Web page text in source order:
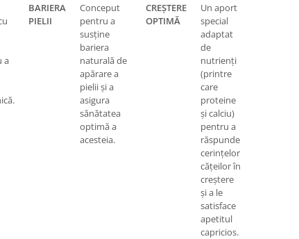
a
BARIERA
PIELII
Conceput
pentru a
susţine
bariera
naturală de
apărare a
pielii şi a
asigura
sănătatea
optimă a
acesteia.
CREȘTERE
OPTIMĂ
Un aport
special
adaptat
de
nutrienți
(printre
care
proteine
și calciu)
pentru a
răspunde
cerințelor
cățeilor în
creștere
și a le
satisface
apetitul
capricios.